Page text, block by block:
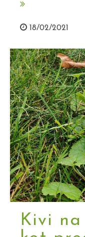
18/02/2021
Kivi